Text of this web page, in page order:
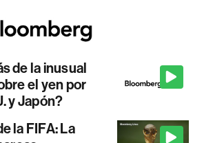
de la inusual
el yen por
y Japón?
la FIFA: La